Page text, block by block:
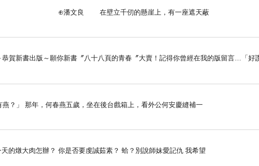
在壁立千仞的懸崖上，有一座遮天蔽
賀新書出版～願你新書〞八十八頁的青春〞大賣！記得你曾經在我的版留言…「好
？」 那年，何春燕五歲，坐在後台戲箱上，看外公何安慶縫補一
的燉大肉怎辦？ 你是否要虔誠茹素？ 蛤？別說師妹愛記仇 我希望